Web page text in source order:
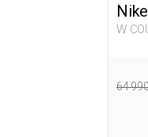
Nike
W COURT VISION LO NN WHITE
64